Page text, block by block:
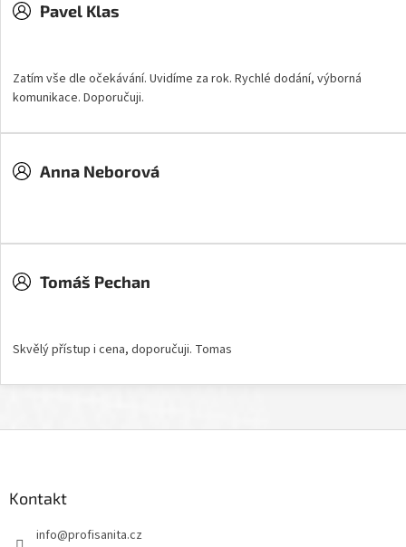
Pavel Klas
Zatím vše dle očekávání. Uvidíme za rok. Rychlé dodání, výborná
komunikace. Doporučuji.
Anna Neborová
Tomáš Pechan
Skvělý přístup i cena, doporučuji. Tomas
Kontakt
info@profisanita.cz